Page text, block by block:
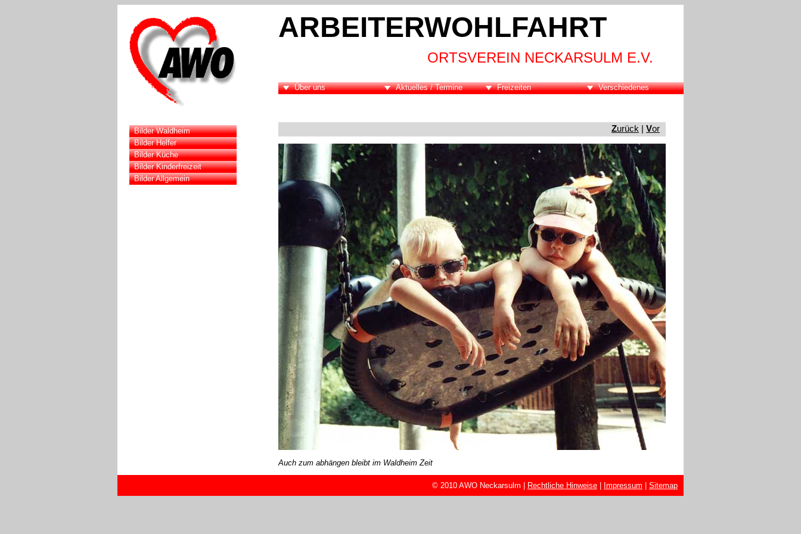
Über uns Aktuelles / Termine Freizeiten Verschiedenes
ARBEITERWOHLFAHRT
ORTSVEREIN NECKARSULM E.V.
Bilder Waldheim
Bilder Helfer
Bilder Küche
Bilder Kinderfreizeit
Bilder Allgemein
Zurück Vor
Auch zum abhängen bleibt im Waldheim Zeit
© 2010 AWO Neckarsulm | Rechtliche Hinweise Impressum Sitemap